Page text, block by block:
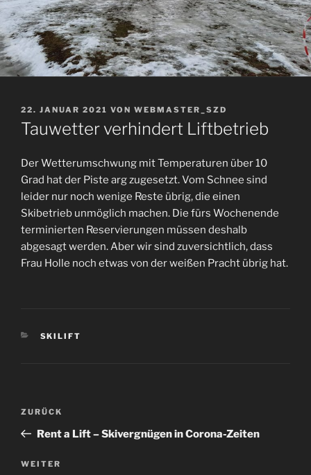
VERÖFFENTLICHT
AM
22. JANUAR 2021 VON WEBMASTER_SZD
Tauwetter verhindert Liftbetrieb
Der Wetterumschwung mit Temperaturen über 10
Grad hat der Piste arg zugesetzt. Vom Schnee sind
leider nur noch wenige Reste übrig, die einen
Skibetrieb unmöglich machen. Die fürs Wochenende
terminierten Reservierungen müssen deshalb
abgesagt werden. Aber wir sind zuversichtlich, dass
Frau Holle noch etwas von der weißen Pracht übrig hat.
KATEGORIEN
SKILIFT
Beitragsnavigation
Vorheriger
Beitrag
ZURÜCK
Rent a Lift – Skivergnügen in Corona-Zeiten
Nächster
WEITER